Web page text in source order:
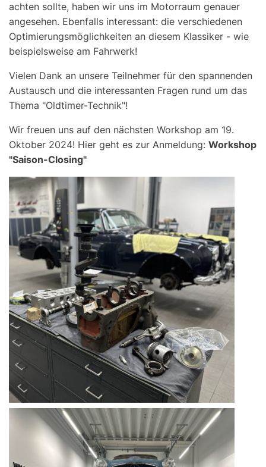
achten sollte, haben wir uns im Motorraum genauer
angesehen. Ebenfalls interessant: die verschiedenen
Optimierungsmöglichkeiten an diesem Klassiker - wie
beispielsweise am Fahrwerk!
Vielen Dank an unsere Teilnehmer für den spannenden
Austausch und die interessanten Fragen rund um das
Thema "Oldtimer-Technik"!
Wir freuen uns auf den nächsten Workshop am 19.
Oktober 2024! Hier geht es zur Anmeldung: Workshop
"Saison-Closing"